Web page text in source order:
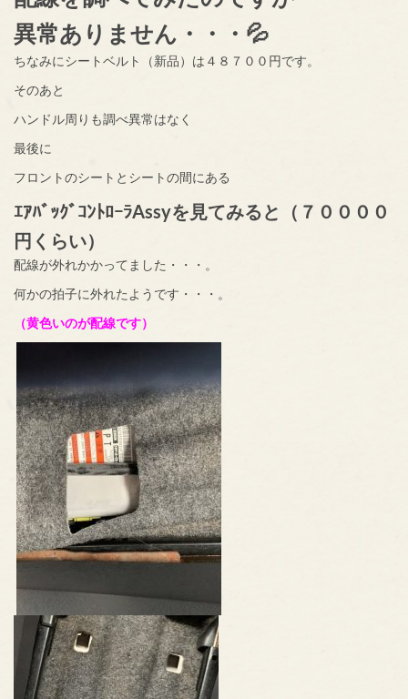
異常ありません・・・💦
ちなみにシートベルト（新品）は４８７００円です。
そのあと
ハンドル周りも調べ異常はなく
最後に
フロントのシートとシートの間にある
ｴｱﾊﾞｯｸﾞｺﾝﾄﾛｰﾗAssyを見てみると（７００００
円くらい）
配線が外れかかってました・・・。
何かの拍子に外れたようです・・・。
（黄色いのが配線です）